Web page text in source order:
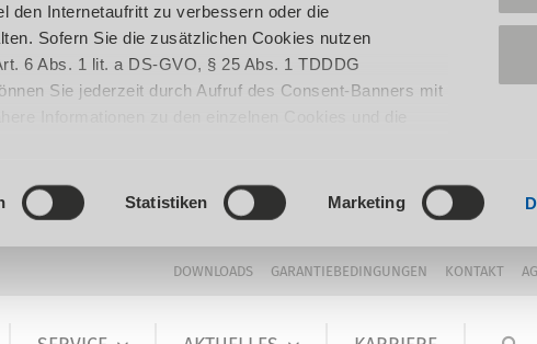
den Internetaufritt zu verbessern oder die
Sofern Sie die zusätzlichen Cookies nutzen
6 Abs. 1 lit. a DS-GVO, § 25 Abs. 1 TDDDG
Sie jederzeit durch Aufruf des Consent-Banners mit
Statistiken Marketing
DOWNLOADS GARANTIEBEDINGUNGEN KONTAKT